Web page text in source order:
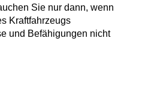
Sie nur dann, wenn
Kraftfahrzeugs
und Befähigungen nicht